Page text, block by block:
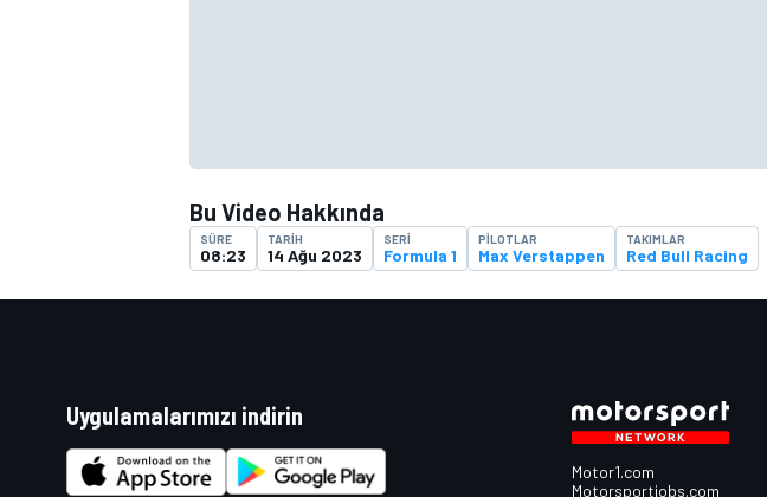
Bu Video Hakkında
SÜRE
08:23
TARIH
14 Ağu 2023
SERI
Formula 1
PILOTLAR
Max Verstappen
TAKIMLAR
Red Bull Racing
Uygulamalarımızı indirin
Motor1.com
Motorsportjobs.com